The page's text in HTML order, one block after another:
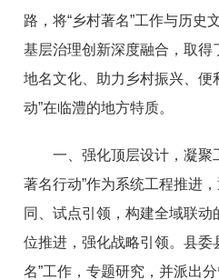
路，将“乡村著名”工作与历史
基层治理创新深度融合，取得
地名文化、助力乡村振兴、便
动”在临澧的地方特质。
一、强化顶层设计，凝聚
著名行动”作为系统工程推进
同、试点引领，构建全域联
位推进，强化战略引领。县委
名”工作，专题研究，并派出